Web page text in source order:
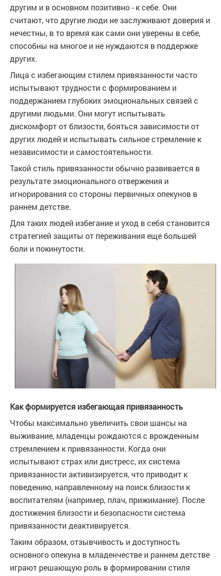
другим и в основном позитивно - к себе. Они
считают, что другие люди не заслуживают доверия и
нечестны, в то время как сами они уверены в себе,
способны на многое и не нуждаются в поддержке
других.
Лица с избегающим стилем привязанности часто
испытывают трудности с формированием и
поддержанием глубоких эмоциональных связей с
другими людьми. Они могут испытывать
дискомфорт от близости, бояться зависимости от
других людей и испытывать сильное стремление к
независимости и самостоятельности.
Такой стиль привязанности обычно развивается в
результате эмоционального отвержения и
игнорирования со стороны первичных опекунов в
раннем детстве.
Для таких людей избегание и уход в себя становится
стратегией защиты от переживания еще большей
боли и покинутости.
Как формируется избегающая привязанность
Чтобы максимально увеличить свои шансы на
выживание, младенцы рождаются с врожденным
стремлением к привязанности. Когда они
испытывают страх или дистресс, их система
привязанности активизируется, что приводит к
поведению, направленному на поиск близости к
воспитателям (например, плач, прижимание). После
достижения близости и безопасности система
привязанности деактивируется.
Таким образом, отзывчивость и доступность
основного опекуна в младенчестве и раннем детстве
играют решающую роль в формировании стиля